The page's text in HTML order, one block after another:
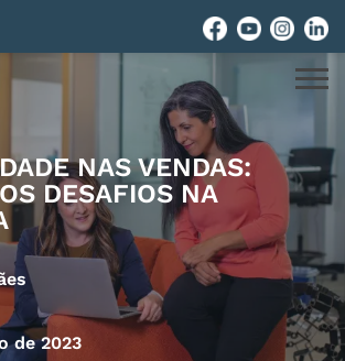
NAS VENDAS:
DESAFIOS NA
de 2023